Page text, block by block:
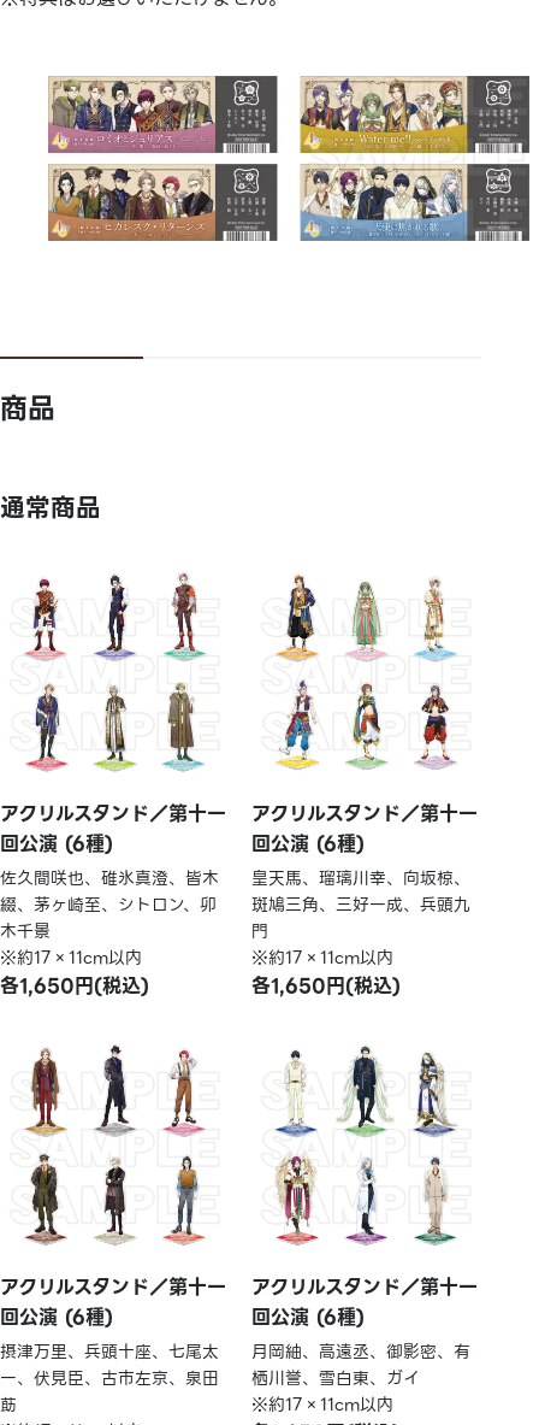
商品
通常商品
アクリルスタンド／第十一
回公演 (6種)
佐久間咲也、碓氷真澄、皆木
綴、茅ヶ崎至、シトロン、卯
木千景
※約17×11cm以内
各1,650円(税込)
アクリルスタンド／第十一
回公演 (6種)
皇天馬、瑠璃川幸、向坂椋、
斑鳩三角、三好一成、兵頭九
門
※約17×11cm以内
各1,650円(税込)
アクリルスタンド／第十一
回公演 (6種)
摂津万里、兵頭十座、七尾太
一、伏見臣、古市左京、泉田
莇
アクリルスタンド／第十一
回公演 (6種)
月岡紬、高遠丞、御影密、有
栖川誉、雪白東、ガイ
※約17×11cm以内